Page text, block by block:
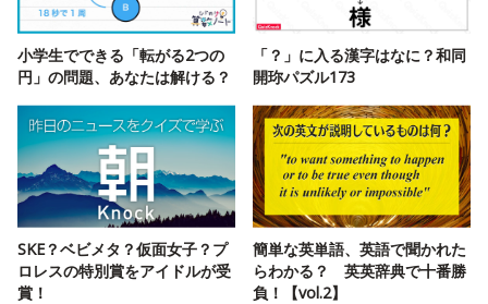
小学生でできる「転がる2つの
円」の問題、あなたは解ける？
「？」に入る漢字はなに？和同
開珎パズル173
SKE？ベビメタ？仮面女子？プ
ロレスの特別賞をアイドルが受
賞！
簡単な英単語、英語で聞かれた
らわかる？ 英英辞典で十番勝
負！【vol.2】